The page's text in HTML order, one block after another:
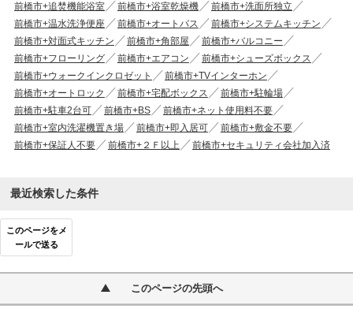
前橋市+追焚機能浴室
前橋市+浴室乾燥機
前橋市+洗面所独立
前橋市+温水洗浄便座
前橋市+オートバス
前橋市+システムキッチン
前橋市+対面式キッチン
前橋市+角部屋
前橋市+バルコニー
前橋市+フローリング
前橋市+エアコン
前橋市+シューズボックス
前橋市+ウォークインクロゼット
前橋市+TVインターホン
前橋市+オートロック
前橋市+宅配ボックス
前橋市+駐輪場
前橋市+駐車2台可
前橋市+BS
前橋市+ネット使用料不要
前橋市+室内洗濯機置き場
前橋市+即入居可
前橋市+敷金不要
前橋市+保証人不要
前橋市+２Ｆ以上 前橋市+セキュリティ会社加入済
最近検索した条件
このページをメ
ールで送る
このページの先頭へ